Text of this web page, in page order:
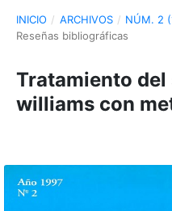
INICIO / ARCHIVOS / NÚM. 2
Reseñas bibliográficas
Tratamiento del
williams con